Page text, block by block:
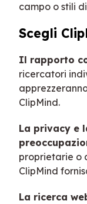
campo o stili
Scegli
Il rapporto
ricercatori
ClipMind.
La privacy e
proprietarie o
ClipMind
La ricerca